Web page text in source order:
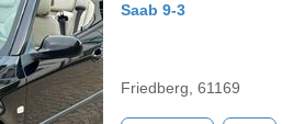
Saab 9-3
Friedberg, 61169